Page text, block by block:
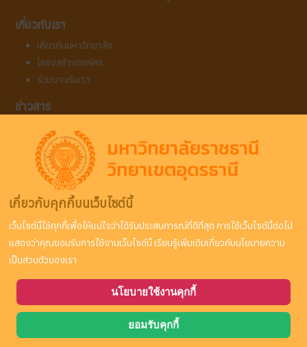
เกี่ยวกับคุกกี้บนเว็บไซต์นี้
เว็บไซต์นี้ใช้คุกกี้เพื่อให้แน่ใจว่าได้รับประสบการณ์ที่ดีที่สุด การใช้เว็บไซต์นี้ต่อไป
แสดงว่าคุณยอมรับการใช้งานเว็บไซต์นี้ เรียนรู้เพิ่มเติมเกี่ยวกับนโยบายความ
เป็นส่วนตัวของเรา
นโยบายใช้งานคุกกี้
ยอมรับคุกกี้
เกี่ยวกับเรา
เกี่ยวกับมหาวิทยาลัย
โครงสร้างองค์กร
ร่วมงานกับเรา
ข่าวสาร
ข่าวการสมัครเรียน
ข่าวกิจกรรม
คณะ/หลักสูตร
คณะพยาบาลศาสตร์ หลักสูตรการพยาบาล (4 ปี)
คณะพยาบาลศาสตร์ หลักสูตรผู้ช่วยพยาบาล (1 ปี)
บัณฑิตวิทยาลัย หลักสูตรบริหารการศึกษา
ลิขสิทธิ์ © 2569 Ratchathani University Udonthani Campus. สงวนลิขสิทธิ์.
เป็นซอฟต์แวร์เสรีที่เผยแพร่ภายใต้